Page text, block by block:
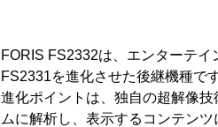
FORIS FS2332は、エンターテ
FS2331を進化させた後継機種です
進化ポイントは、独自の超解像
ムに解析し、表示するコンテン